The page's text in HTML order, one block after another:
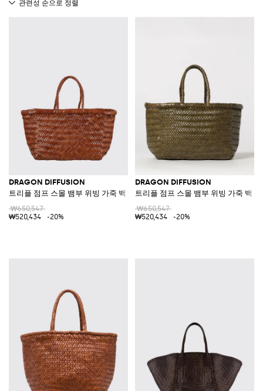
DRAGON DIFFUSION
트리플 점프 스몰 뱀부 위빙 가죽 백
₩650,547
₩520,434
-20%
DRAGON DIFFUSION
트리플 점프 스몰 뱀부 위빙 가죽 백
₩650,547
₩520,434
-20%